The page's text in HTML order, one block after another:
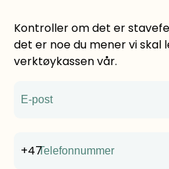
Kontroller om det er
det er noe du mener vi skal
verktøykassen vår.
+47